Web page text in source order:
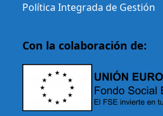
Política Integrada de Gestión
Con la colaboración de: